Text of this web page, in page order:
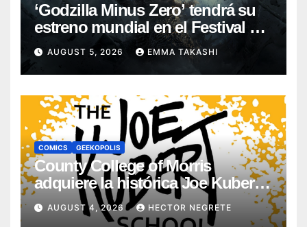
‘Godzilla Minus Zero’ tendrá su
estreno mundial en el Festival de
Cine de Nueva York
AUGUST 5, 2026 EMMA TAKASHI
COMICS GEEKOPOLIS
County College of Morris
adquiere la histórica Joe Kubert
School
AUGUST 4, 2026 HECTOR NEGRETE